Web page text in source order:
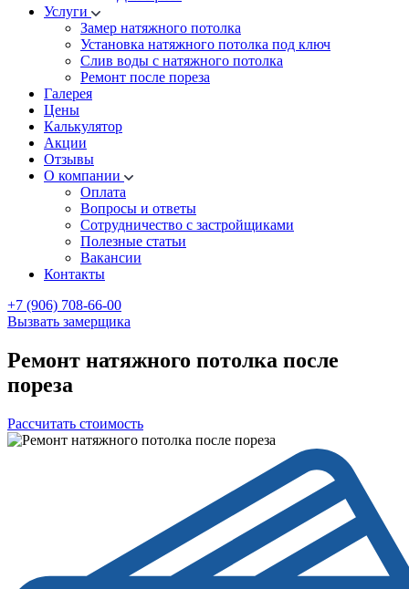
Услуги
Замер натяжного потолка
Установка натяжного потолка под ключ
Слив воды с натяжного потолка
Ремонт после пореза
Галерея
Цены
Калькулятор
Акции
Отзывы
О компании
Оплата
Вопросы и ответы
Сотрудничество с застройщиками
Полезные статьи
Вакансии
Контакты
+7 (906) 708-66-00
Вызвать замерщика
Ремонт натяжного потолка после
пореза
Рассчитать стоимость